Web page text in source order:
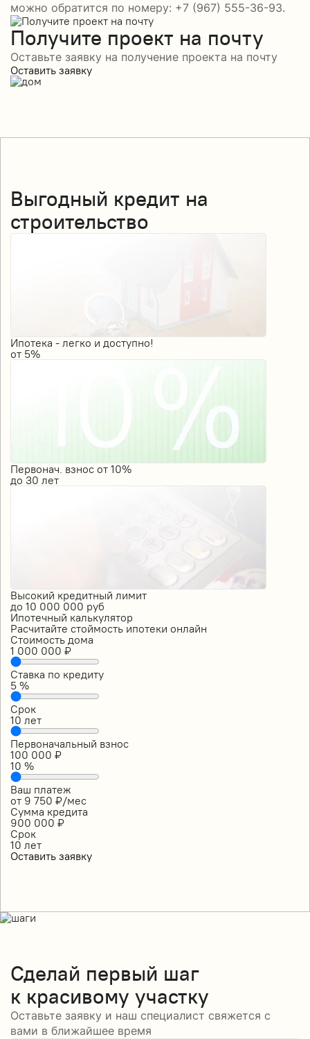
можно обратится по номеру: +7 (967) 555-36-93.
Получите проект на почту
Оставьте заявку на получение проекта на почту
Оставить заявку
Выгодный кредит на
строительство
Ипотека - легко и доступно!
от 5%
Первонач. взнос от 10%
до 30 лет
Высокий кредитный лимит
до 10 000 000 руб
Ипотечный калькулятор
Расчитайте стоймость ипотеки онлайн
Стоимость дома
1 000 000 ₽
Ставка по кредиту
5 %
Срок
10 лет
Первоначальный взнос
100 000 ₽
10 %
Ваш платеж
от 9 750 ₽/мес
Сумма кредита
900 000 ₽
Срок
10 лет
Оставить заявку
Сделай первый шаг
к красивому участку
Оставьте заявку и наш специалист свяжется с
вами в ближайшее время